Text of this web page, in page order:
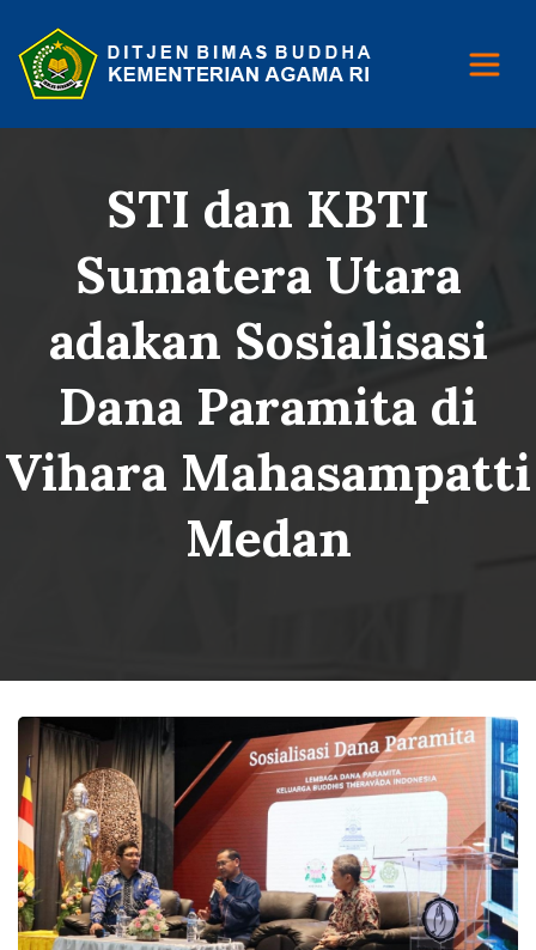
STI dan KBTI
Sumatera Utara
adakan Sosialisasi
Dana Paramita di
Vihara Mahasampatti
Medan